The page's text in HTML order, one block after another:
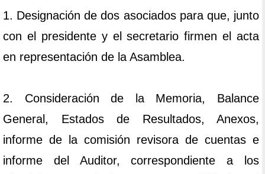
1. Designación de dos asociados para que, junto
con el presidente y el secretario firmen el acta
en representación de la Asamblea.
2. Consideración de la Memoria, Balance
General, Estados de Resultados, Anexos,
informe de la comisión revisora de cuentas e
informe del Auditor, correspondiente a los